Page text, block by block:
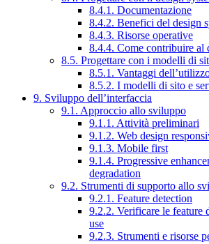
8.4.1. Documentazione
8.4.2. Benefici del design
8.4.3. Risorse operative
8.4.4. Come contribuire al
8.5. Progettare con i modelli di
8.5.1. Vantaggi
8.5.2. I modelli di sito e
9. Sviluppo dell’interfaccia
9.1. Approccio allo sviluppo
9.1.1. Attività preliminari
9.1.2. Web design
9.1.3. Mobile first
9.1.4. Progressive
degradation
9.2. Strumenti di supporto allo
9.2.1. Feature detection
9.2.2. Verificare le feature
use
9.2.3. Strumenti e risorse